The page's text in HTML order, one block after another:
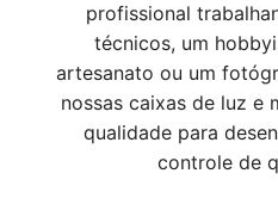
profissional
técnicos, um
artesanato ou um
nossas caixas de luz e
qualidade para
controle de